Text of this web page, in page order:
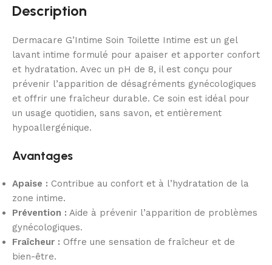
Description
Dermacare G’Intime Soin Toilette Intime est un gel
lavant intime formulé pour apaiser et apporter confort
et hydratation. Avec un pH de 8, il est conçu pour
prévenir l’apparition de désagréments gynécologiques
et offrir une fraîcheur durable. Ce soin est idéal pour
un usage quotidien, sans savon, et entièrement
hypoallergénique.
Avantages
Apaise : Contribue au confort et à l’hydratation de la
zone intime.
Prévention : Aide à prévenir l’apparition de problèmes
gynécologiques.
Fraîcheur : Offre une sensation de fraîcheur et de
bien-être.